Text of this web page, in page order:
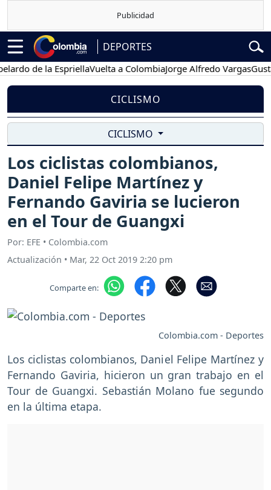
DEPORTES
de la EspriellaVuelta a ColombiaJorge Alfredo VargasGustavo
CICLISMO
CICLISMO
Los ciclistas colombianos,
Daniel Felipe Martínez y
Fernando Gaviria se lucieron
en el Tour de Guangxi
Por: EFE • Colombia.com
Actualización • Mar, 22 Oct 2019 2:20 pm
Comparte en:
Colombia.com - Deportes
Los ciclistas colombianos, Daniel Felipe Martínez y
Fernando Gaviria, hicieron un gran trabajo en el
Tour de Guangxi. Sebastián Molano fue segundo
en la última etapa.